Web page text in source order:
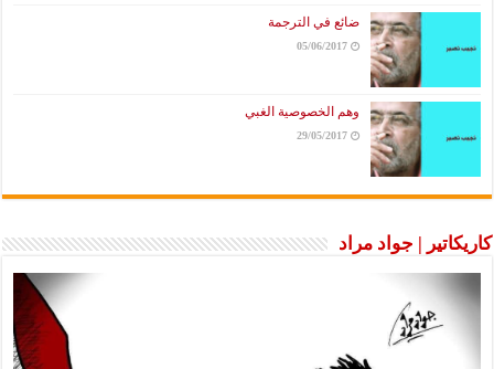
ضائع في الترجمة
05/06/2017
وهم الخصوصية الغبي
29/05/2017
كاريكاتير | جواد مراد